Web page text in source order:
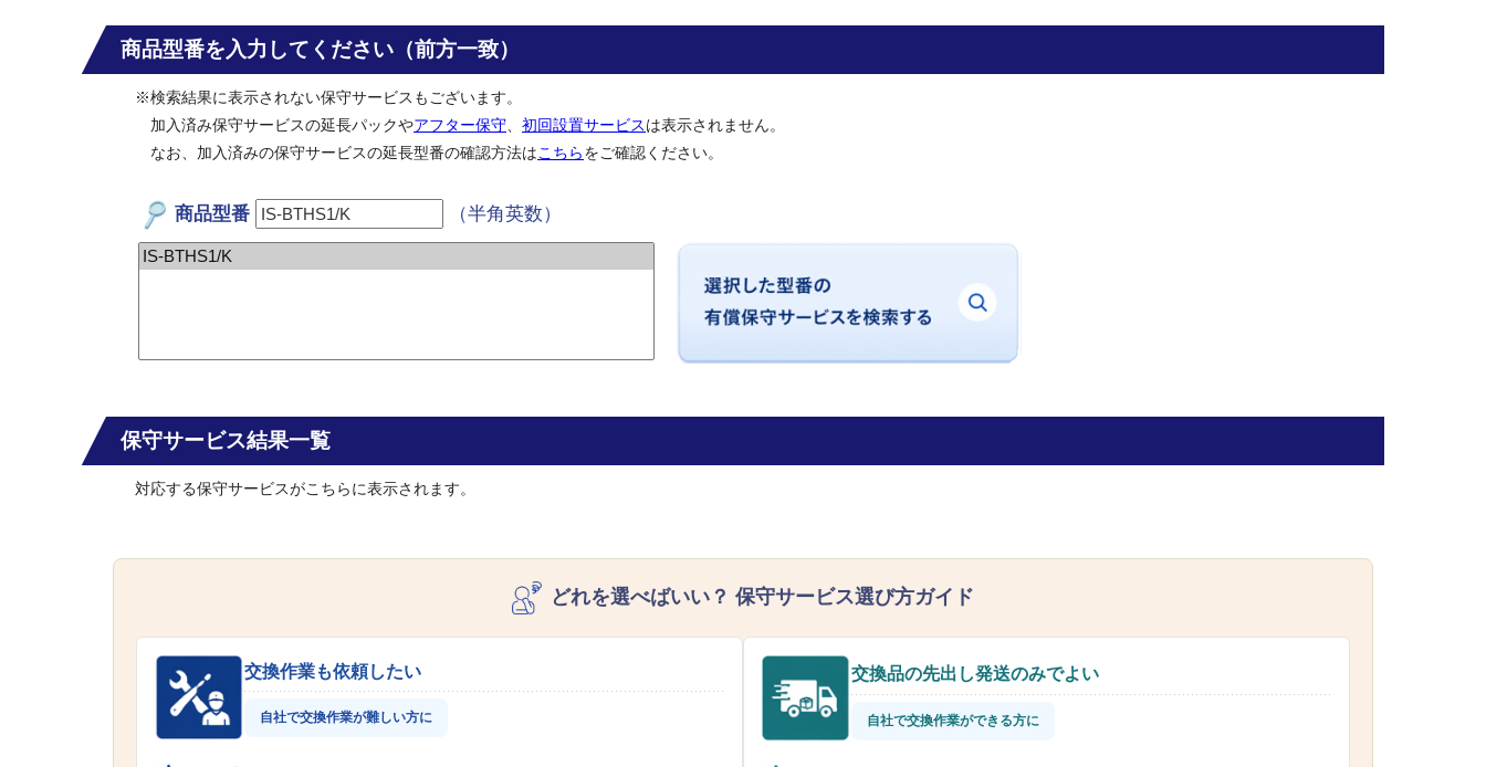
商品型番を入力してください（前方一致）
※検索結果に表示されない保守サービスもございます。
加入済み保守サービスの延長パックやアフター保守 初回設置サービスは表示されません。
なお、加入済みの保守サービスの延長型番の確認方法はこちらをご確認ください。
商品型番 （半角英数）
保守サービス結果一覧
対応する保守サービスがこちらに表示されます。
どれを選べばいい？ 保守サービス選び方ガイド
交換作業も依頼したい
自社で交換作業が難しい方に
交換品の先出し発送のみでよい
自社で交換作業ができる方に